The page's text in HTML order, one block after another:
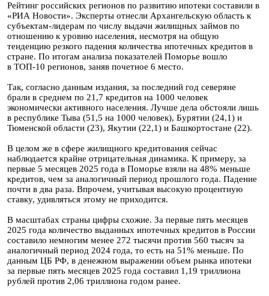
Рейтинг российских регионов по развитию ипотеки составили в
«РИА Новости». Эксперты отнесли Архангельскую область к
субъектам-лидерам по числу выдачи жилищных займов по
отношению к уровню населения, несмотря на общую
тенденцию резкого падения количества ипотечных кредитов в
стране. По итогам анализа показателей Поморье вошло
в ТОП-10 регионов, заняв почетное 6 место.
Так, согласно данным издания, за последний год северяне
брали в среднем по 21,7 кредитов на 1000 человек
экономически активного населения. Лучше дела обстояли лишь
в республике Тыва (51,5 на 1000 человек), Бурятии (24,1) и
Тюменской области (23), Якутии (22,1) и Башкортостане (22).
В целом же в сфере жилищного кредитования сейчас
наблюдается крайне отрицательная динамика. К примеру, за
первые 5 месяцев 2025 года в Поморье взяли на 48% меньше
кредитов, чем за аналогичный период прошлого года. Падение
почти в два раза. Впрочем, учитывая высокую процентную
ставку, удивляться этому не приходится.
В масштабах страны цифры схожие. За первые пять месяцев
2025 года количество выданных ипотечных кредитов в России
составило немногим менее 272 тысячи против 560 тысяч за
аналогичный период 2024 года, то есть на 51% меньше. По
данным ЦБ РФ, в денежном выражении объем рынка ипотеки
за первые пять месяцев 2025 года составил 1,19 триллиона
рублей против 2,06 триллиона годом ранее.